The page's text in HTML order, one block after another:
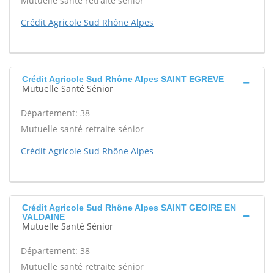
Crédit Agricole Sud Rhône Alpes
Crédit Agricole Sud Rhône Alpes SAINT EGREVE
Mutuelle Santé Sénior
Département: 38
Mutuelle santé retraite sénior
Crédit Agricole Sud Rhône Alpes
Crédit Agricole Sud Rhône Alpes SAINT GEOIRE EN
VALDAINE
Mutuelle Santé Sénior
Département: 38
Mutuelle santé retraite sénior